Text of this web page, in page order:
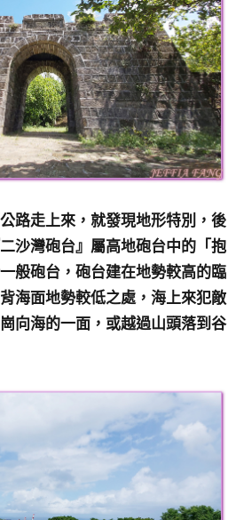
路走上來，就發現地形特別，後
沙灣砲台』屬高地砲台中的「抱
般砲台，砲台建在地勢較高的臨
海面地勢較低之處，海上來犯敵
向海的一面，或越過山頭落到谷